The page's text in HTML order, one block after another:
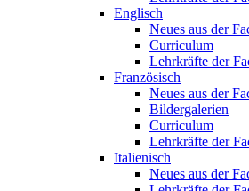
Englisch
Neues aus der
Curriculum
Lehrkräfte der
Französisch
Neues aus der
Bildergalerien
Curriculum
Lehrkräfte der
Italienisch
Neues aus der